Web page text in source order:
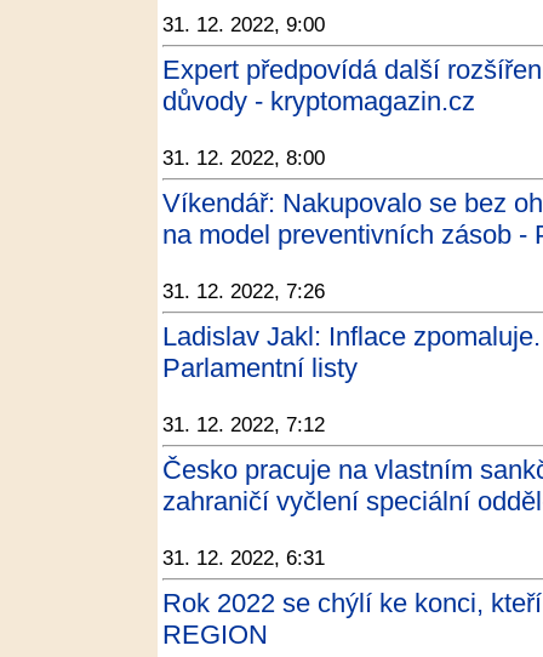
31. 12. 2022, 9:00
Expert předpovídá další
důvody - kryptomagazin.cz
31. 12. 2022, 8:00
Víkendář: Nakupovalo se bez
na model preventivních zásob -
31. 12. 2022, 7:26
Ladislav Jakl: Inflace
Parlamentní listy
31. 12. 2022, 7:12
Česko pracuje na vlastním
zahraničí vyčlení speciální
31. 12. 2022, 6:31
Rok 2022 se chýlí ke konci,
REGION